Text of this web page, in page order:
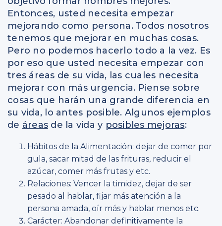
Entonces, usted necesita empezar
mejorando como persona. Todos nosotros
tenemos que mejorar en muchas cosas.
Pero no podemos hacerlo todo a la vez. Es
por eso que usted necesita empezar con
tres áreas de su vida, las cuales necesita
mejorar con más urgencia. Piense sobre
cosas que harán una grande diferencia en
su vida, lo antes posible. Algunos ejemplos
de áreas de la vida y posibles mejoras:
Hábitos de la Alimentación: dejar de comer por
gula, sacar mitad de las frituras, reducir el
azúcar, comer más frutas y etc.
Relaciones: Vencer la timidez, dejar de ser
pesado al hablar, fijar más atención a la
persona amada, oír más y hablar menos etc.
Carácter: Abandonar definitivamente la